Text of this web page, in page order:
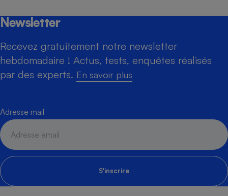
Newsletter
Recevez gratuitement notre newsletter
hebdomadaire ! Actus, tests, enquêtes réalisés
par des experts. En savoir plus
Adresse mail
S'inscrire